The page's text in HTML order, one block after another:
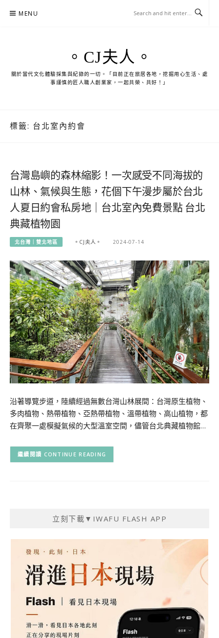
MENU
。CJ夫人。
關於當代文化體驗採集與紀錄的一切。「目前正在旅居各地，挖掘用心生活、處
事謹慎的匠人職人創業家，一起共榮、共好！」
標籤: 台北室內約會
台灣島嶼的森林縮影！一次感受不同海拔的
山林、氣候與生態，花個下午漫步屬於台北
人夏日約會私房地｜台北室內免費景點 台北
典藏植物園
北台灣｜雙北地區 。CJ夫人。 2024-07-14
沿著導覽步道，陸續經過無數台灣山林展間：台灣原生植物、
多肉植物、熱帶植物、亞熱帶植物、溫帶植物、高山植物，都
在齊聚一處模擬氣候的大型溫室空間，儘管台北典藏植物館…
CONTINUE READING
立刻下載▼IWAFU FLASH APP